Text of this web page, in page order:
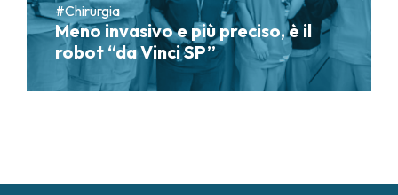
#Chirurgia
Meno invasivo e più preciso, è il
robot “da Vinci SP”